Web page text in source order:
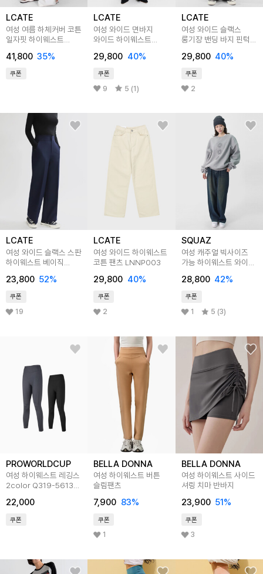
LCATE
여성 여름 하체커버 코튼
일자핏 하이웨스트
LJWAP001
41,800 35%
쿠폰
LCATE
여성 와이드 면바지
와이드 하이웨스트
LPAP060
29,800 40%
쿠폰
9 5 (1)
LCATE
여성 와이드 슬랙스
롱기장 밴딩 바지 핀턱
LZD006
29,800 40%
쿠폰
2
LCATE
여성 와이드 슬랙스 스판
하이웨스트 베이직
23,800 52%
쿠폰
19
LCATE
여성 와이드 하이웨스트
코튼 팬츠 LNNP003
29,800 40%
쿠폰
2
SQUAZ
여성 캐주얼 빅사이즈
가능 하이웨스트 와이드
SSIP015
28,800 42%
쿠폰
1 5 (3)
PROWORLDCUP
여성 하이웨스트 레깅스
2color Q319-5613-
22,000
쿠폰
BELLA DONNA
여성 하이웨스트 버튼
슬림팬츠
7,900 83%
쿠폰
1
BELLA DONNA
여성 하이웨스트 사이드
셔링 치마 반바지
23,900 51 %
쿠폰
3